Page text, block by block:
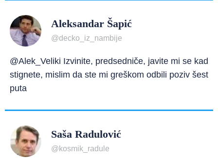
Aleksandar Šapić
@decko_iz_nambije
@Alek_Veliki Izvinite, predsedniče, javite mi se kad
stignete, mislim da ste mi greškom odbili poziv šest
puta
Saša Radulović
@kosmik_radule